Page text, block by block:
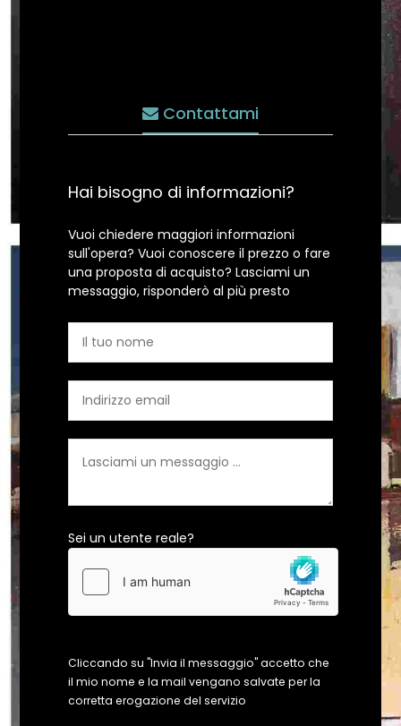
Contattami
Hai bisogno di informazioni?
Vuoi chiedere maggiori informazioni
sull'opera? Vuoi conoscere il prezzo o fare
una proposta di acquisto? Lasciami un
messaggio, risponderò al più presto
Sei un utente reale?
Cliccando su "Invia il messaggio" accetto che
il mio nome e la mail vengano salvate per la
corretta erogazione del servizio